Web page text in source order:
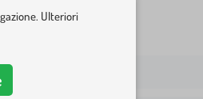
Ulteriori